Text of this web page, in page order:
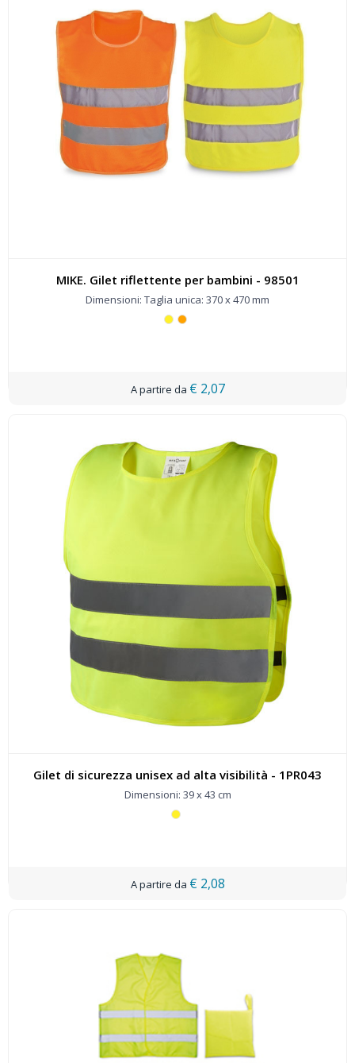
MIKE. Gilet riflettente per bambini - 98501
Dimensioni: Taglia unica: 370 x 470 mm
€ 2,07
Gilet di sicurezza unisex ad alta visibilità - 1PR043
Dimensioni: 39 x 43 cm
€ 2,08